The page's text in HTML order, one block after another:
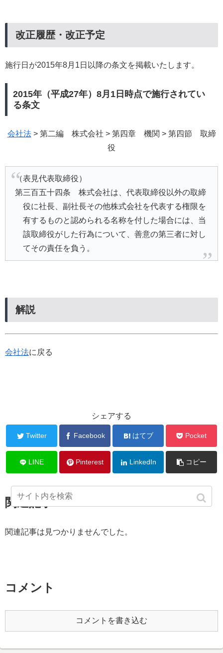
改正履歴・改正予定
施行日が2015年8月1日以降の条文を掲載いたします。
2015年（平成27年）8月1日時点で施行されてい
る条文
会社法> 第二編 株式会社 > 第四章 機関 > 第四節 取締
役
（表見代表取締役）
第三百五十四条 株式会社は、代表取締役以外の取締
役に社長、副社長その他株式会社を代表する権限を
有するものと認められる名称を付した場合には、当
該取締役がした行為について、善意の第三者に対し
てその責任を負う。
解説
会社法に戻る
シェアする
Twitter Facebook はてブ Pocket
LINE Pinterest LinkedIn コピー
関連記事
関連記事は見つかりませんでした。
コメント
コメントを書き込む